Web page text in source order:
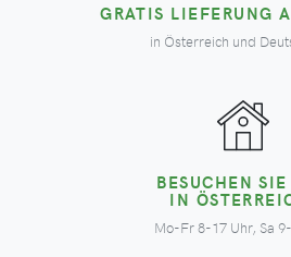
GRATIS LIEFERUNG
in Österreich und
BESUCHEN SIE
IN
Mo-Fr 8-17 Uhr, Sa